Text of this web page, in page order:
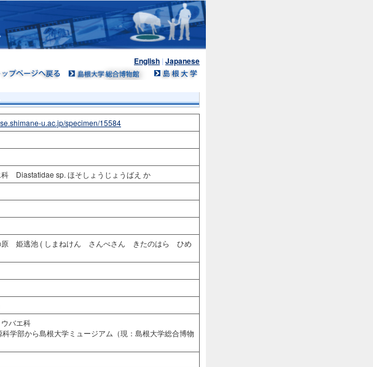
English | Japanese
u.ac.jp/specimen/15584
科 Diastatidae sp. ほそしょうじょうばえ か
姫逃池 ( しまねけん さんべさん きたのはら ひめ
バエ科
学部から島根大学ミュージアム（現：島根大学総合博物